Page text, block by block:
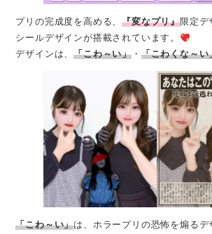
プリの完成度を高める、『変なプリ』限定デ
シールデザインが搭載されています。
デザインは、「こわ～い」 ・ 「こわくな～い
「こわ～い」は、ホラープリの恐怖を煽るデ